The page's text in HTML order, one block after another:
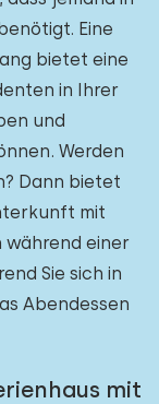
Eine
bietet eine
in Ihrer
und
Werden
Dann bietet
mit
während einer
Sie sich in
Abendessen
mit